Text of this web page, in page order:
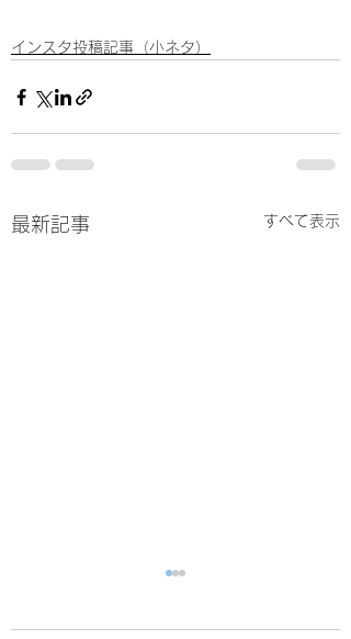
インスタ投稿記事（小ネタ）
最新記事 すべて表示